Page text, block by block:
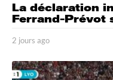
La déclaration
Ferrand-Prévot
2 jours ago
o
u